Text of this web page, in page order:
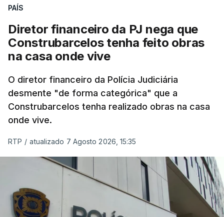
PAÍS
Diretor financeiro da PJ nega que
Construbarcelos tenha feito obras
na casa onde vive
O diretor financeiro da Polícia Judiciária
desmente "de forma categórica" que a
Construbarcelos tenha realizado obras na casa
onde vive.
RTP / atualizado 7 Agosto 2026, 15:35